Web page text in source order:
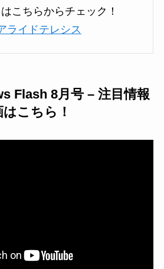
こちらからチェック！
ライドテレシス
Flash 8月号 – 注目情報
こちら！